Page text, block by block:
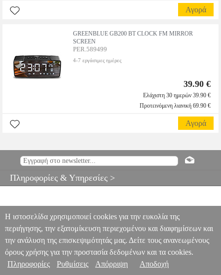
Αγορά
GREENBLUE GB200 BT CLOCK FM MIRROR
SCREEN
PER.589499
4-7 εργάσιμες ημέρες
39.90 €
Ελάχιστη 30 ημερών 39.90 €
Προτεινόμενη λιανική 69.90 €
Αγορά
Πληροφορίες & Υπηρεσίες >
Η ιστοσελίδα χρησιμοποιεί cookies για την ευκολία της
περιήγησης, την εξατομίκευση περιεχομένου και διαφημίσεων και
την ανάλυση της επισκεψιμότητάς μας. Δείτε τους ανανεωμένους
όρους χρήσης για την προστασία δεδομένων και τα cookies.
Πληροφορίες
Ρυθμίσεις Απόρριψη Αποδοχή